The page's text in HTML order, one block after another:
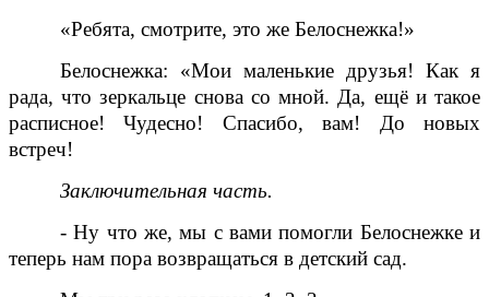
«Ребята, смотрите, это же Белоснежка!»
Белоснежка: «Мои маленькие друзья! Как я
рада, что зеркальце снова со мной. Да, ещё и такое
расписное! Чудесно! Спасибо, вам! До новых
встреч!
Заключительная часть.
- Ну что же, мы с вами помогли Белоснежке и
теперь нам пора возвращаться в детский сад.